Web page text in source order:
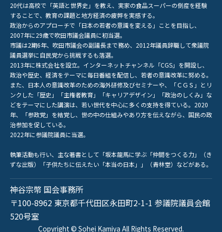
20代は高校で「英語と世界史」を教え、実家の食品スーパーの倒産を経験
することで、教育の課題と地方経済の疲弊を実感する。
政治からのアプローチで「日本の若者の意識を変える」ことを目指し、
2007年に29歳で吹田市議会議員に初当選。
市議は2期6年、吹田市議会の副議長まで務め、2012年議員辞職して衆議院
議員選挙に自民党から挑戦するも落選。
2013年に株式会社を設立。インターネットチャンネル「CGS」を開設し、
政治や歴史、経済をテーマに毎日番組を配信し、若者の意識改革に努める。
また、日本人の意識改革のための海外研修及びセミナーや、「ＣＧＳ」とリ
ンクした「歴史」「主権者教育」「キャリアデザイン」「政治のしくみ」な
どをテーマにした講演は、若い世代を中心に多くの支持を得ている。2020
年、「参政党」を結党し、世の中の仕組みやあり方を伝えながら、国民の政
治参加を促している。
2022年に参議院議員に当選。
執筆活動も行い、主な著書として「坂本龍馬に学ぶ「仲間をつくる力」（き
ずな出版）「子供たちに伝えたい「本当の日本」」（青林堂）などがある。
神谷宗幣 国会事務所
〒100-8962 東京都千代田区永田町2-1-1 参議院議員会館
520号室
Copyright © Sohei Kamiya All Rights Reserved.